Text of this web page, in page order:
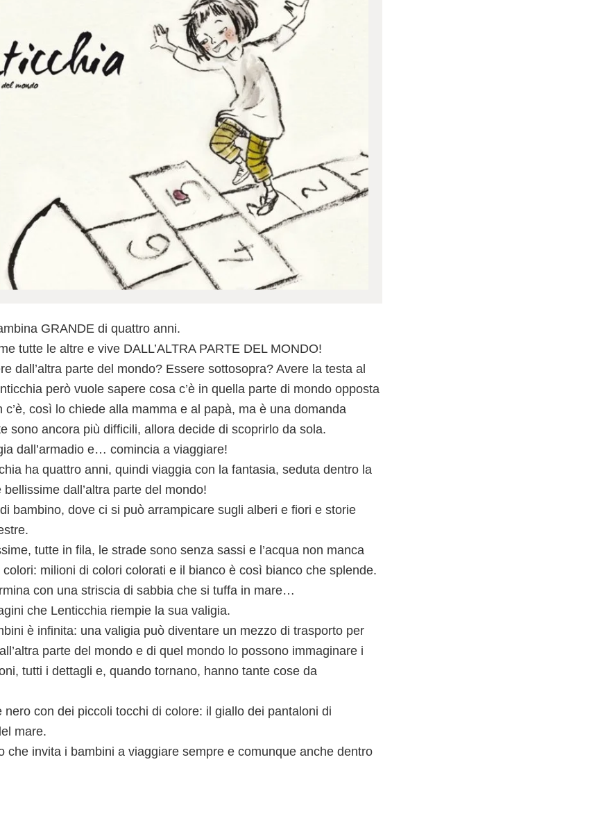
GRANDE di quattro anni.
tutte le altre e vive DALL’ALTRA PARTE DEL MONDO!
dall’altra parte del mondo? Essere sottosopra? Avere la testa al
però vuole sapere cosa c’è in quella parte di mondo opposta
c’è, così lo chiede alla mamma e al papà, ma è una domanda
sono ancora più difficili, allora decide di scoprirlo da sola.
dall’armadio e… comincia a viaggiare!
ha quattro anni, quindi viaggia con la fantasia, seduta dentro la
dall’altra parte del mondo!
bambino, dove ci si può arrampicare sugli alberi e fiori e storie
tutte in fila, le strade sono senza sassi e l’acqua non manca
milioni di colori colorati e il bianco è così bianco che splende.
con una striscia di sabbia che si tuffa in mare…
che Lenticchia riempie la sua valigia.
è infinita: una valigia può diventare un mezzo di trasporto per
parte del mondo e di quel mondo lo possono immaginare i
tutti i dettagli e, quando tornano, hanno tante cose da
nero con dei piccoli tocchi di colore: il giallo dei pantaloni di
mare.
che invita i bambini a viaggiare sempre e comunque anche dentro